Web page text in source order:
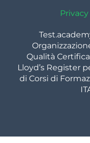
Qualità
Lloyd’s Register
di Corsi di